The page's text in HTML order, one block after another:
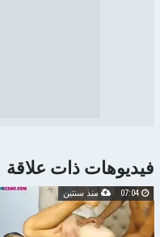
فيديوهات ذات علاقة
07:04 منذ سنتين